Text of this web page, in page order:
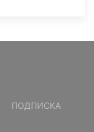
ПОДПИСКА